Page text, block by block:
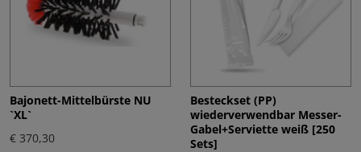
Bajonett-Mittelbürste NU
`XL`
€ 370,30
Besteckset (PP)
wiederverwendbar Messer-
Gabel+Serviette weiß [250
Sets]